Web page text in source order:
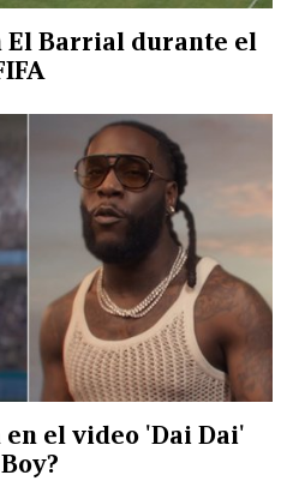
El Barrial durante el
en el video 'Dai Dai'